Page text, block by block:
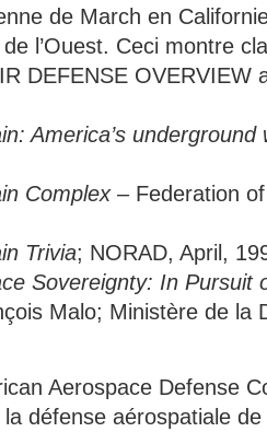
de March en
l’Ouest. Ceci montre
DEFENSE OVERVIEW
America’s underground
Complex– Federation
Trivia; NORAD, April,
Sovereignty: In Pursuit
Malo; Ministère de la
Aerospace Defense
défense aérospatiale de